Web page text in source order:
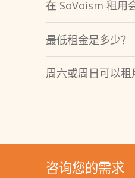
在 SoVoism 租用
最低租金是多少？
周六或周日可以租
咨询您的需求